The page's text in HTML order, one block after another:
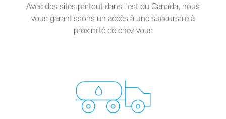
Avec des sites partout dans l’est du Canada, nous
vous garantissons un accès à une succursale à
proximité de chez vous